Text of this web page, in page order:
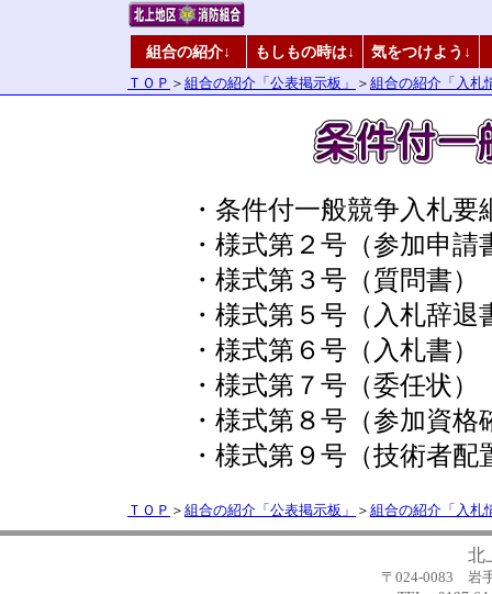
組合の紹介↓ もしもの時は↓ 気をつけよう↓
ＴＯＰ ＞ 組合の紹介「公表掲示板」 ＞ 組合の紹介「入札
・条件付一般競争入札
・様式第２号（参加申
・様式第３号（質問書
・様式第５号（入札辞
・様式第６号（入札書
・様式第７号（委任状
・様式第８号（参加資
・様式第９号（技術者
ＴＯＰ ＞ 組合の紹介「公表掲示板」 ＞ 組合の紹介「入札
北
〒024-0083 岩